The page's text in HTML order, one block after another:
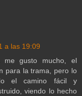
a las 19:09
me gusto mucho, el
para la trama, pero lo
el camino fácil y
viendo lo hecho